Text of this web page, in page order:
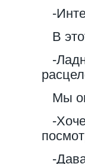
-
В
-
Мы
-
-